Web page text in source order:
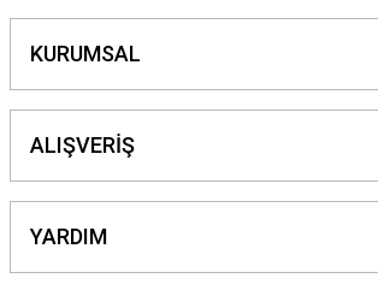
KURUMSAL
ALIŞVERİŞ
YARDIM